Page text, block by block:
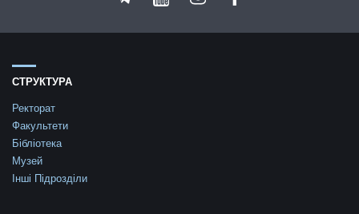
СТРУКТУРА
Ректорат
Факультети
Бібліотека
Музей
Інші Підрозділи